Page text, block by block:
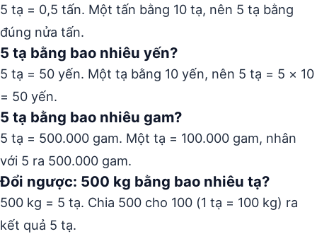
5 tạ = 0,5 tấn. Một tấn bằng 10 tạ, nên 5 tạ bằng
đúng nửa tấn.
5 tạ bằng bao nhiêu yến?
5 tạ = 50 yến. Một tạ bằng 10 yến, nên 5 tạ = 5 × 10
= 50 yến.
5 tạ bằng bao nhiêu gam?
5 tạ = 500.000 gam. Một tạ = 100.000 gam, nhân
với 5 ra 500.000 gam.
Đổi ngược: 500 kg bằng bao nhiêu tạ?
500 kg = 5 tạ. Chia 500 cho 100 (1 tạ = 100 kg) ra
kết quả 5 tạ.